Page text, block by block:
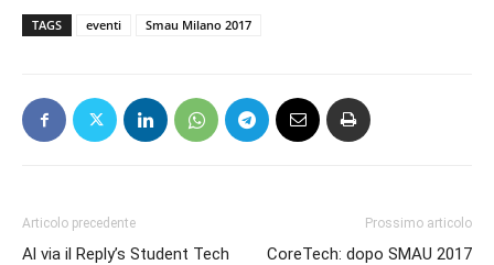
TAGS eventi Smau Milano 2017
Articolo precedente
Al via il Reply’s Student Tech
Prossimo articolo
CoreTech: dopo SMAU 2017